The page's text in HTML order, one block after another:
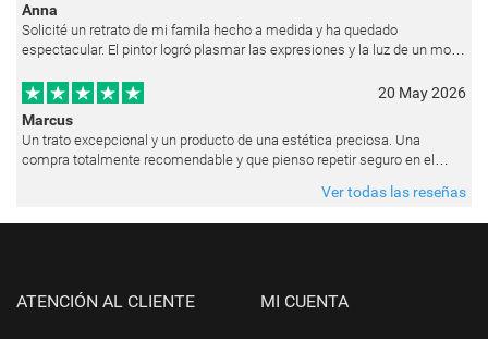
Anna
Solicité un retrato de mi famila hecho a medida y ha quedado
espectacular. El pintor logró plasmar las expresiones y la luz de un modo
20 May 2026
Marcus
Un trato excepcional y un producto de una estética preciosa. Una
compra totalmente recomendable y que pienso repetir seguro en el
Ver todas las reseñas
ATENCIÓN AL CLIENTE MI CUENTA